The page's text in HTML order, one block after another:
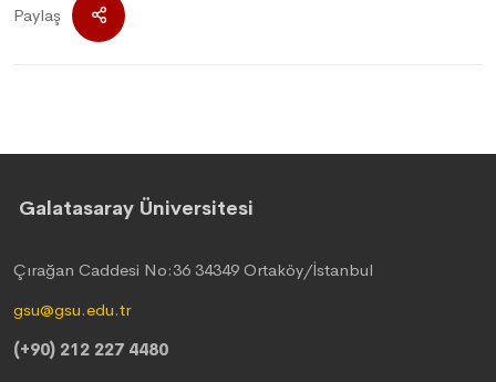
Paylaş
Galatasaray Üniversitesi
Çırağan Caddesi No:36 34349 Ortaköy/İstanbul
gsu@gsu.edu.tr
(+90) 212 227 4480